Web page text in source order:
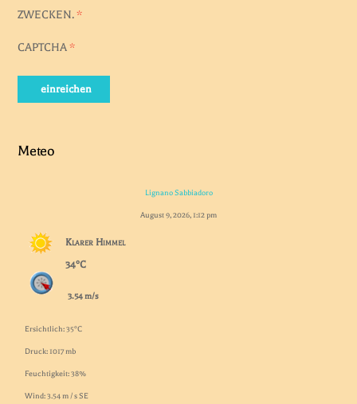
ZWECKEN. *
CAPTCHA *
einreichen
Meteo
Lignano Sabbiadoro
August 9, 2026, 1:12 pm
Klarer Himmel
34°C
3.54 m/s
Ersichtlich: 35°C
Druck: 1017 mb
Feuchtigkeit: 38%
Wind: 3.54 m / s SE